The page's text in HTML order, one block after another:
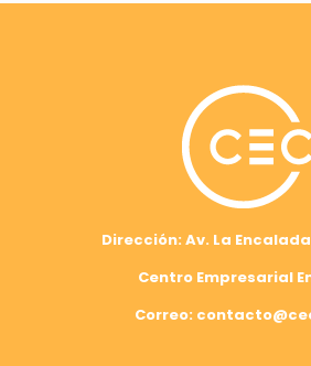
Dirección: Av. La Encalada
Centro Empresarial
Correo: